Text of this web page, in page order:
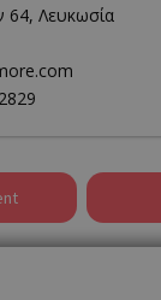
Λευκωσία